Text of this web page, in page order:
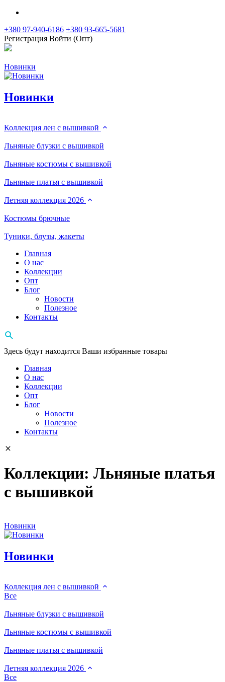
+380 97-940-6186 +380 93-665-5681
Регистрация Войти (Опт)
Новинки
Новинки
Коллекция лен с вышивкой
Льняные блузки с вышивкой
Льняные костюмы с вышивкой
Льняные платья с вышивкой
Летняя коллекция 2026
Костюмы брючные
Туники, блузы, жакеты
Главная
О нас
Коллекции
Опт
Блог
Новости
Полезное
Контакты
Здесь будут находится Ваши избранные товары
Главная
О нас
Коллекции
Опт
Блог
Новости
Полезное
Контакты
Коллекции: Льняные платья
с вышивкой
Новинки
Новинки
Коллекция лен с вышивкой
Все
Льняные блузки с вышивкой
Льняные костюмы с вышивкой
Льняные платья с вышивкой
Летняя коллекция 2026
Все